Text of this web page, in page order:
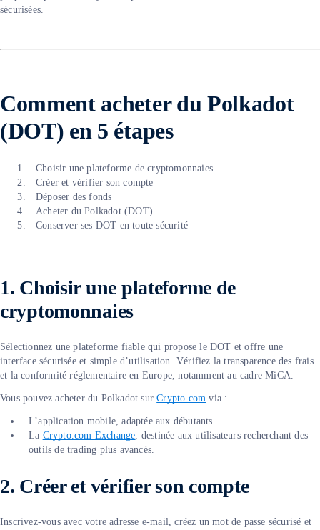
sécurisées.
Comment acheter du Polkadot
(DOT) en 5 étapes
Choisir une plateforme de cryptomonnaies
Créer et vérifier son compte
Déposer des fonds
Acheter du Polkadot (DOT)
Conserver ses DOT en toute sécurité
1. Choisir une plateforme de
cryptomonnaies
Sélectionnez une plateforme fiable qui propose le DOT et offre une
interface sécurisée et simple d’utilisation. Vérifiez la transparence des frais
et la conformité réglementaire en Europe, notamment au cadre MiCA.
Vous pouvez acheter du Polkadot surCrypto.com via :
L’application mobile, adaptée aux débutants.
La Crypto.com Exchange, destinée aux utilisateurs recherchant des
outils de trading plus avancés.
2. Créer et vérifier son compte
Inscrivez-vous avec votre adresse e-mail, créez un mot de passe sécurisé et